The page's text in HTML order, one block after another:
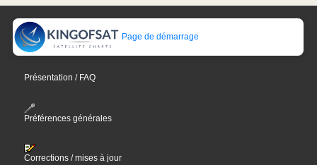
Page de démarrage
Présentation / FAQ
Préférences générales
Corrections / mises à jour